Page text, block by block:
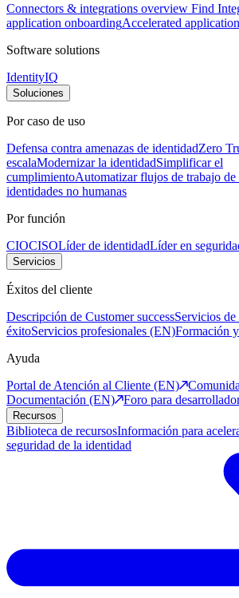
Connectors & integrations overview Find
application onboardingAccelerated
Software solutions
IdentityIQ
Soluciones
Por caso de uso
Defensa contra amenazas de identidadZero
escalaModernizar la identidadSimplificar el
cumplimientoAutomatizar flujos de trabajo de
identidades no humanas
Por función
CIOCISOLíder de identidadLíder en
Servicios
Éxitos del cliente
Descripción de Customer successServicios de
éxitoServicios profesionales (EN)Formación
Ayuda
Portal de Atención al Cliente (EN)
Documentación (EN)
Foro para
Recursos
Biblioteca de recursosInformación para
seguridad de la identidad